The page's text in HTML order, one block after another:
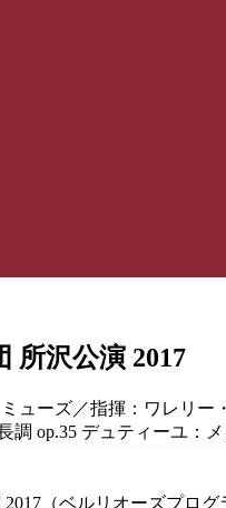
所沢公演 2017
ューズ／指揮：ワレリ
調 op.35 デュティーユ：